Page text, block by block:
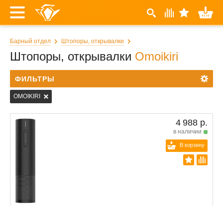
Барный отдел Штопоры, открывалки
Штопоры, открывалки Omoikiri
ФИЛЬТРЫ
OMOIKIRI
4 988 р.
в наличии
В корзину